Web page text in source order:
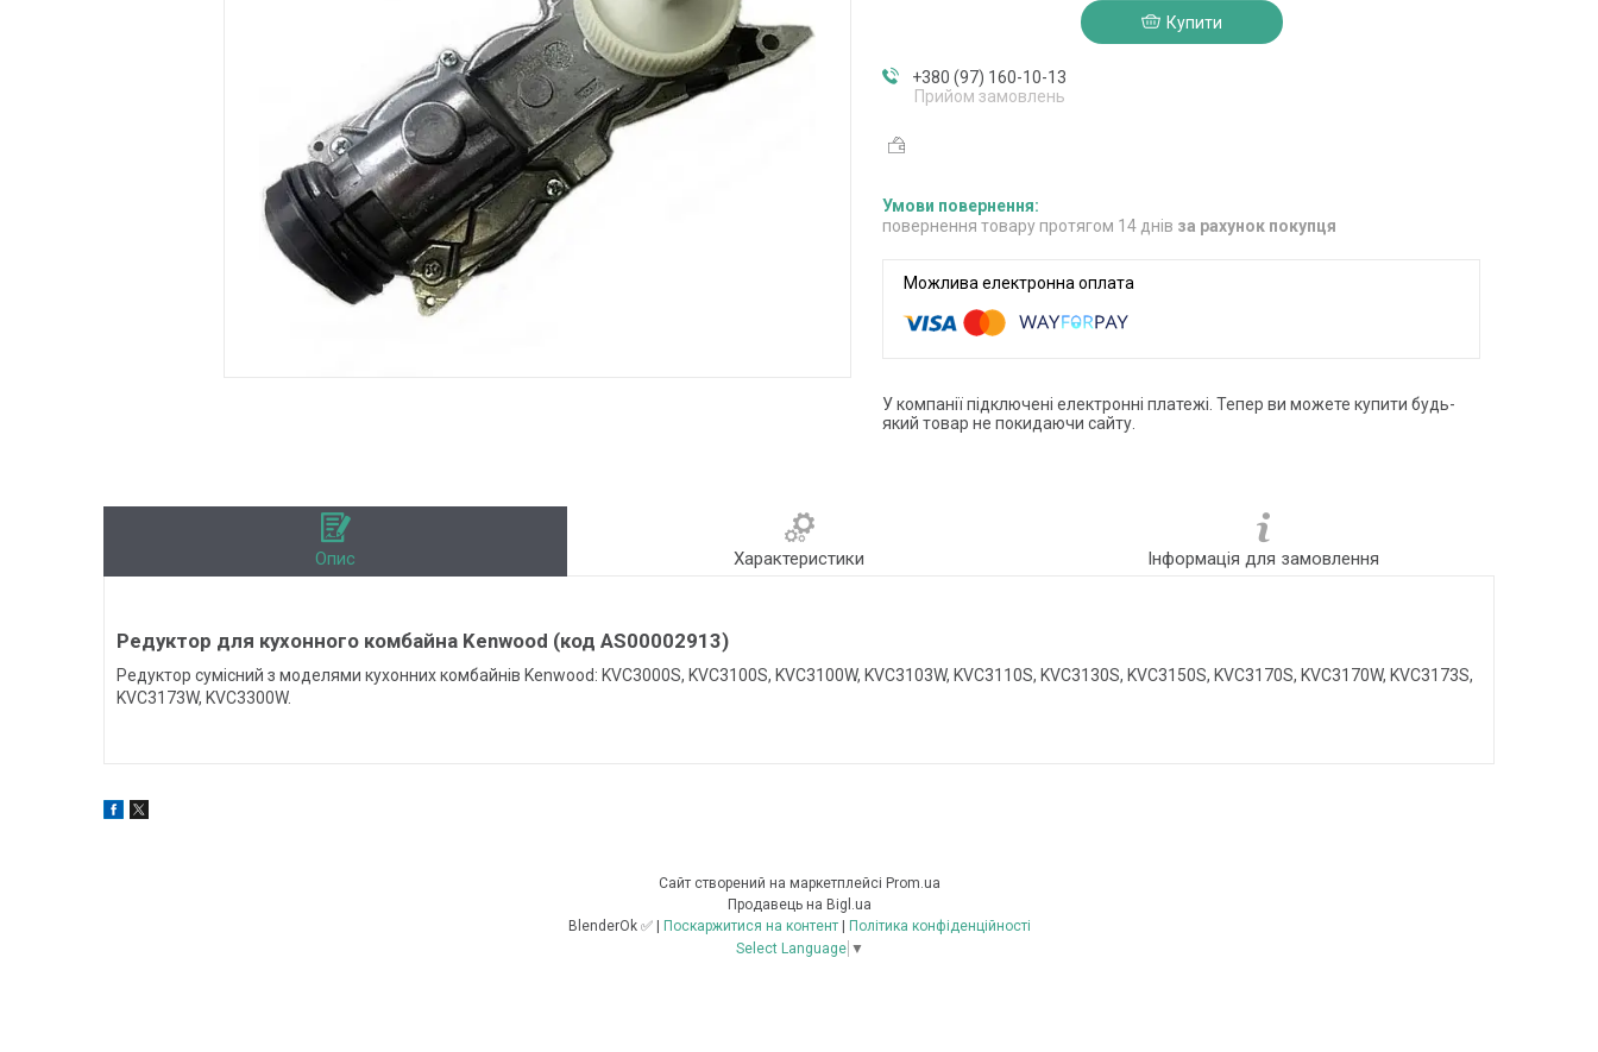
Купити
+380 (97) 160-10-13
Прийом замовлень
повернення товару протягом 14 днів за рахунок покупця
У компанії підключені електронні платежі. Тепер ви можете купити будь-
який товар не покидаючи сайту.
Опис Характеристики Інформація для замовлення
Редуктор для кухонного комбайна Kenwood (код AS00002913)
Редуктор сумісний з моделями кухонних комбайнів Kenwood: KVC3000S, KVC3100S, KVC3100W, KVC3103W, KVC3110S, KVC3130S, KVC3150S, KVC3170S, KVC3170W, KVC3173S,
KVC3173W, KVC3300W.
Сайт створений на маркетплейсі Prom.ua
Продавець на Bigl.ua
Поскаржитися на контент
Політика конфіденційності
Select Language ▼